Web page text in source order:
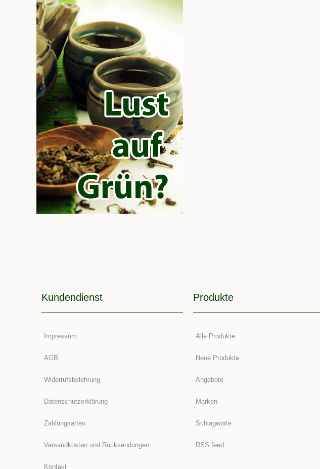
Kundendienst
Impressum
AGB
Widerrufsbelehrung
Datenschutzerklärung
Zahlungsarten
Versandkosten und Rücksendungen
Kontakt
Produkte
Alle Produkte
Neue Produkte
Angebote
Marken
Schlagworte
RSS feed